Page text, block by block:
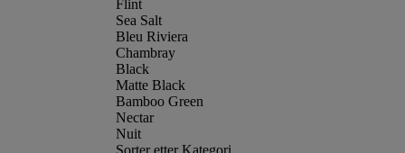
Flint
Sea Salt
Bleu Riviera
Chambray
Black
Matte Black
Bamboo Green
Nectar
Nuit
Sorter etter Kategori